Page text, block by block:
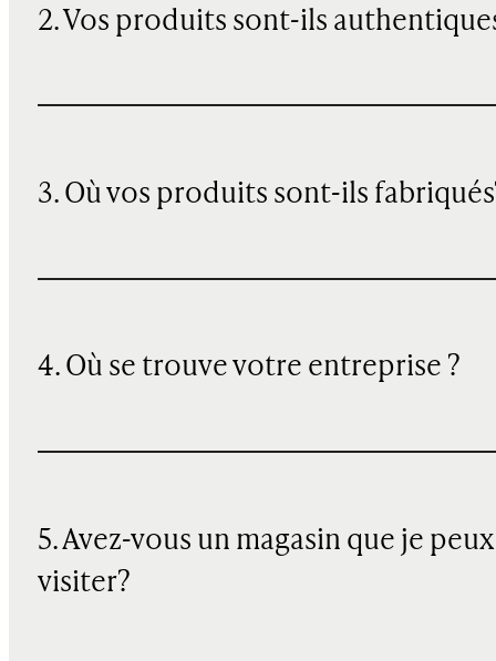
2. Vos produits sont-ils
3. Où vos produits sont-ils
4. Où se trouve votre entreprise ?
5. Avez-vous un magasin que je peux
visiter?